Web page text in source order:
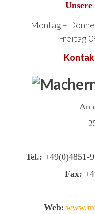
Unsere
Montag –
Freitag
An
Tel.: +49(0)4851-
Fax:
Web: